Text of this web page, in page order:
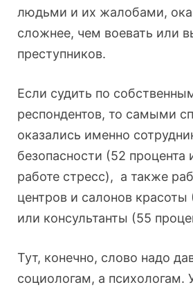
людьми и их жалобами,
сложнее, чем воевать или
преступников.
Если судить по
респондентов, то самыми
оказались именно
безопасности (52
работе стресс), а также
центров и салонов красоты
или консультанты (55
Тут, конечно, слово надо
социологам, а психологам.